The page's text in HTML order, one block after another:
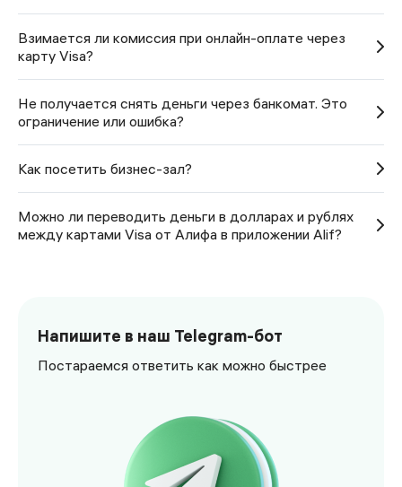
Взимается ли комиссия при онлайн-оплате через
карту Visa?
Не получается снять деньги через банкомат. Это
ограничение или ошибка?
Как посетить бизнес-зал?
Можно ли переводить деньги в долларах и рублях
между картами Visa от Алифа в приложении Alif?
Напишите в наш Telegram-бот
Постараемся ответить как можно быстрее